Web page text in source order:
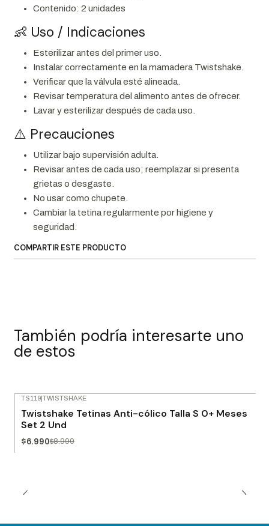
Contenido: 2 unidades
👶 Uso / Indicaciones
Esterilizar antes del primer uso.
Instalar correctamente en la mamadera Twistshake.
Verificar que la válvula esté alineada.
Revisar temperatura del alimento antes de ofrecer.
Lavar y esterilizar después de cada uso.
⚠️ Precauciones
Utilizar bajo supervisión adulta.
Revisar antes de cada uso; reemplazar si presenta
grietas o desgaste.
No usar como chupete.
Cambiar la tetina regularmente por higiene y
seguridad.
COMPARTIR ESTE PRODUCTO
También podría interesarte uno
de estos
TS119|TWISTSHAKE
Twistshake Tetinas Anti-cólico Talla S 0+ Meses
Set 2 Und
$6.990$8.990